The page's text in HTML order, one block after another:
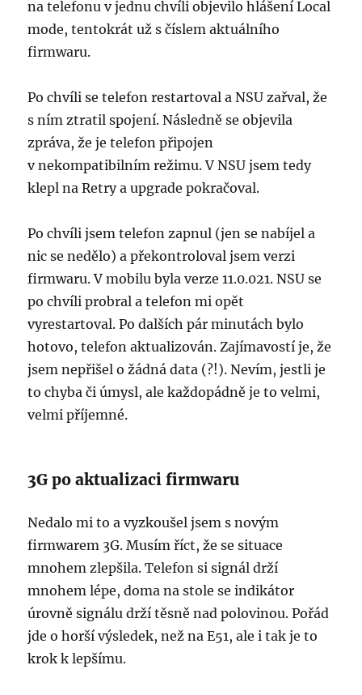
na telefonu v jednu chvíli objevilo hlášení Local
mode, tentokrát už s číslem aktuálního
firmwaru.
Po chvíli se telefon restartoval a NSU zařval, že
s ním ztratil spojení. Následně se objevila
zpráva, že je telefon připojen
v nekompatibilním režimu. V NSU jsem tedy
klepl na Retry a upgrade pokračoval.
Po chvíli jsem telefon zapnul (jen se nabíjel a
nic se nedělo) a překontroloval jsem verzi
firmwaru. V mobilu byla verze 11.0.021. NSU se
po chvíli probral a telefon mi opět
vyrestartoval. Po dalších pár minutách bylo
hotovo, telefon aktualizován. Zajímavostí je, že
jsem nepřišel o žádná data (?!). Nevím, jestli je
to chyba či úmysl, ale každopádně je to velmi,
velmi příjemné.
3G po aktualizaci firmwaru
Nedalo mi to a vyzkoušel jsem s novým
firmwarem 3G. Musím říct, že se situace
mnohem zlepšila. Telefon si signál drží
mnohem lépe, doma na stole se indikátor
úrovně signálu drží těsně nad polovinou. Pořád
jde o horší výsledek, než na E51, ale i tak je to
krok k lepšímu.